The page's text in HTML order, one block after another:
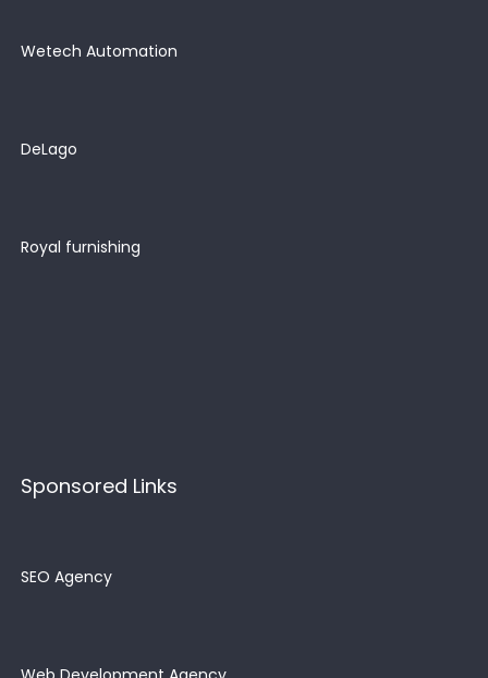
Wetech Automation
DeLago
Royal furnishing
Sponsored Links
SEO Agency